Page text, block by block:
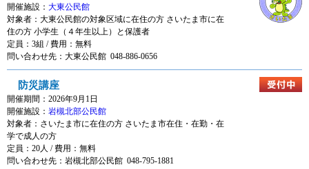
開催施設： 大東公民館
対象者： 大東公民館の対象区域に在住の方 さいたま市に在
住の方 小学生（４年生以上）と保護者
定員：3組 / 費用： 無料
問い合わせ先：大東公民館 048-886-0656
防災講座
開催期間：2026年9月1日
開催施設： 岩槻北部公民館
対象者： さいたま市に在住の方 さいたま市在住・在勤・在
学で成人の方
定員：20人 / 費用： 無料
問い合わせ先：岩槻北部公民館 048-795-1881